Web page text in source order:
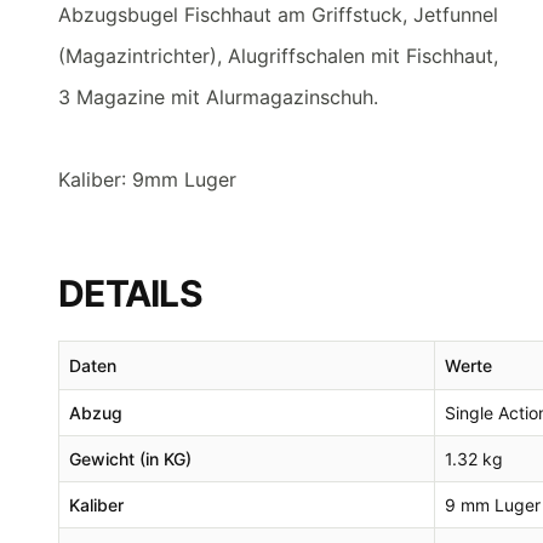
Abzugsbugel Fischhaut am Griffstuck, Jetfunnel
(Magazintrichter), Alugriffschalen mit Fischhaut,
3 Magazine mit Alurmagazinschuh.
Kaliber: 9mm Luger
DETAILS
Daten Werte
Abzug Single
Gewicht (in KG) 1.32 kg
Kaliber 9 mm Luger